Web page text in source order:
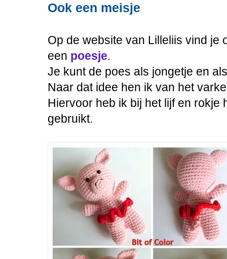
Ook een meisje
Op de website van Lilleliis vind je
een poesje.
Je kunt de poes als jongetje en
Naar dat idee hen ik van het
Hiervoor heb ik bij het lijf en rokje
gebruikt.